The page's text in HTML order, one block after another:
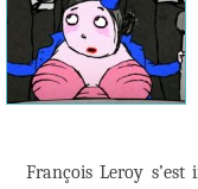
François Leroy